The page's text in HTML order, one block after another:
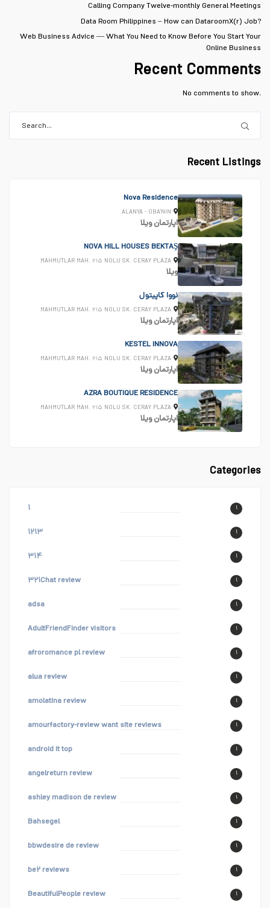
Calling Company Twelve-monthly General Meetings
Data Room Philippines – How can DataroomX(r) Job?
Web Business Advice — What You Need to Know Before You Start Your
Online Business
Recent Comments
No comments to show.
Recent Listings
Nova Residence
ALANYA - OBA'NIN
اپارتمانویلا
NOVA HILL HOUSES BEKTAŞ
MAHMUTLAR MAH. ۲۱۵ NOLU SK. CERAY PLAZA
ویلا
نووا کاپیتول
MAHMUTLAR MAH. ۲۱۵ NOLU SK. CERAY PLAZA
اپارتمانویلا
KESTEL INNOVA
MAHMUTLAR MAH. ۲۱۵ NOLU SK. CERAY PLAZA
اپارتمانویلا
AZRA BOUTIQUE RESIDENCE
MAHMUTLAR MAH. ۲۱۵ NOLU SK. CERAY PLAZA
اپارتمانویلا
Categories
۱ ۱
۱۲۱۳ ۱
۳۱۴ ۱
۳۲۱Chat review ۱
adsa ۱
AdultFriendFinder visitors ۱
afroromance pl review ۱
alua review ۱
amolatina review ۱
amourfactory-review want site reviews ۱
android it top ۱
angelreturn review ۱
ashley madison de review ۱
Bahsegel ۱
bbwdesire de review ۱
be۲ reviews ۱
BeautifulPeople review ۱